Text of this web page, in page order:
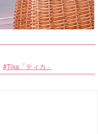
Tika「ティカ」